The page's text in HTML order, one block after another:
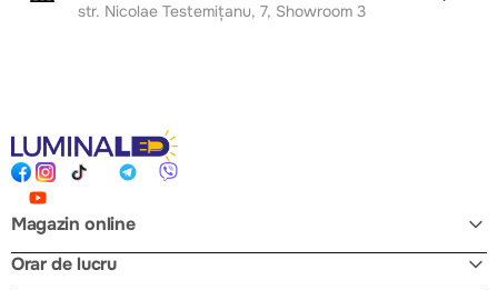
str. Nicolae Testemițanu, 7, Showroom 3
Magazin online
Orar de lucru